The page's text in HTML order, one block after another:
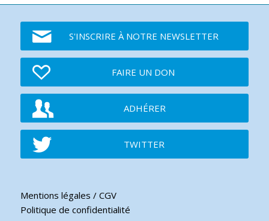
S'INSCRIRE À NOTRE NEWSLETTER
FAIRE UN DON
ADHÉRER
TWITTER
Mentions légales / CGV
Politique de confidentialité